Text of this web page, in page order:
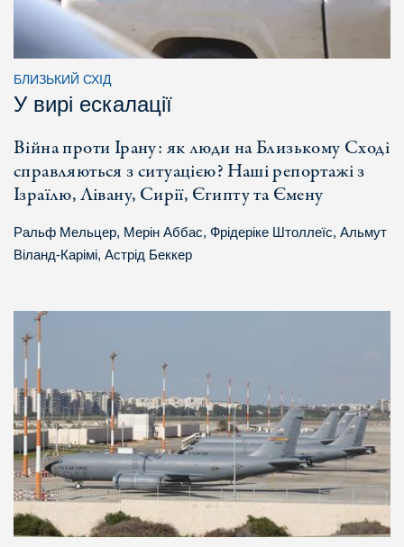
БЛИЗЬКИЙ СХІД
У вирі ескалації
Війна проти Ірану: як люди на Близькому Сході
справляються з ситуацією? Наші репортажі з
Ізраїлю, Лівану, Сирії, Єгипту та Ємену
Ральф Мельцер, Мерін Аббас, Фрідеріке Штоллеїс, Альмут
Віланд-Карімі, Астрід Беккер